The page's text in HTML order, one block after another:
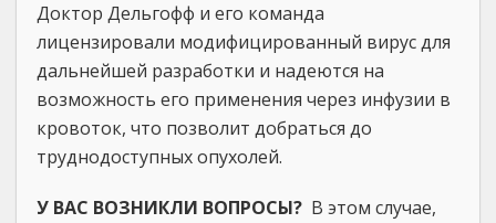
Доктор Дельгофф и его команда
лицензировали модифицированный вирус для
дальнейшей разработки и надеются на
возможность его применения через инфузии в
кровоток, что позволит добраться до
труднодоступных опухолей.
У ВАС ВОЗНИКЛИ ВОПРОСЫ? В этом случае,